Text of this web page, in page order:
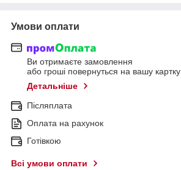
Умови оплати
Ви отримаєте замовлення
або гроші повернуться на вашу картку
Детальніше
Післяплата
Оплата на рахунок
Готівкою
Всі умови оплати